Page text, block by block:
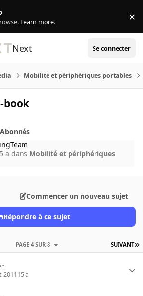
Learn more. ×
Next Se connecter
Mobilité et périphériques portables
book
Abonnés
a dans Mobilité et périphériques
Commencer un nouveau sujet
Répondre à ce sujet
SUIVANT
PAGE 4 SUR 8
201115 a